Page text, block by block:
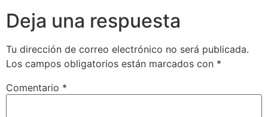
Deja una respuesta
Tu dirección de correo electrónico no será publicada.
Los campos obligatorios están marcados con *
Comentario *